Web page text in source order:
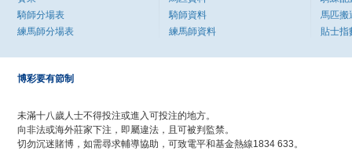
騎師分場表
練馬師分場表
騎師資料
練馬師資料
馬匹搬
貼士指
博彩要有節制
未滿十八歲人士不得投注或進入可投注的地方。
向非法或海外莊家下注，即屬違法，且可被判監禁。
切勿沉迷賭博，如需尋求輔導協助，可致電平和基金熱線1834 633。